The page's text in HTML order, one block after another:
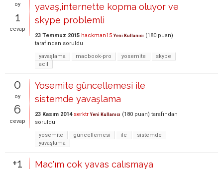
oy
1
cevap
yavaş,internette kopma oluyor ve
skype problemli
23 Temmuz 2015 hackman15 Yeni Kullanıcı (180 puan)
tarafından soruldu
yavaşlama
macbook-pro yosemite
skype
acil
0
oy
6
cevap
Yosemite güncellemesi ile
sistemde yavaşlama
23 Kasım 2014 serktr Yeni Kullanıcı (180 puan) tarafından
soruldu
yosemite
güncellemesi ile
sistemde
yavaşlama
+1
Mac'ım cok yavas calısmaya